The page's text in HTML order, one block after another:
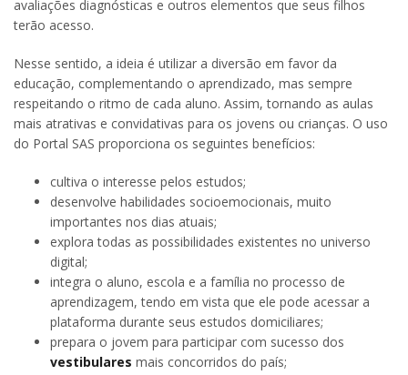
avaliações diagnósticas e outros elementos que seus filhos
terão acesso.
Nesse sentido, a ideia é utilizar a diversão em favor da
educação, complementando o aprendizado, mas sempre
respeitando o ritmo de cada aluno. Assim, tornando as aulas
mais atrativas e convidativas para os jovens ou crianças. O uso
do Portal SAS proporciona os seguintes benefícios:
cultiva o interesse pelos estudos;
desenvolve habilidades socioemocionais, muito
importantes nos dias atuais;
explora todas as possibilidades existentes no universo
digital;
integra o aluno, escola e a família no processo de
aprendizagem, tendo em vista que ele pode acessar a
plataforma durante seus estudos domiciliares;
prepara o jovem para participar com sucesso dos
vestibulares mais concorridos do país;